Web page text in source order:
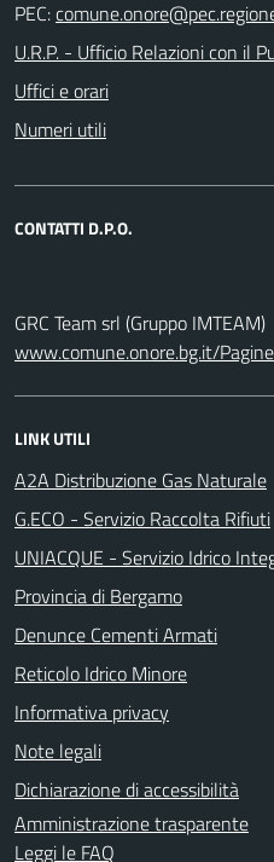
PEC:
U.R.P. - Ufficio Relazioni con il
Uffici e orari
Numeri utili
CONTATTI D.P.O.
GRC Team srl (Gruppo IMTEAM)
www.comune.onore.bg.it/
LINK UTILI
A2A Distribuzione Gas Naturale
G.ECO - Servizio Raccolta Rifiuti
UNIACQUE - Servizio Idrico
Provincia di Bergamo
Denunce Cementi Armati
Reticolo Idrico Minore
Informativa privacy
Note legali
Dichiarazione di accessibilità
Amministrazione trasparente
Leggi le FAQ